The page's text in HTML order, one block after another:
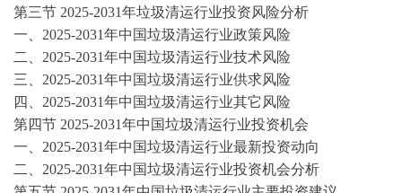
第三节 2025-2031年垃圾清运行业投资风险分析
一、 2025-2031年中国垃圾清运行业政策风险
二、 2025-2031年中国垃圾清运行业技术风险
三、 2025-2031年中国垃圾清运行业供求风险
四、 2025-2031年中国垃圾清运行业其它风险
第四节 2025-2031年中国垃圾清运行业投资机会
一、 2025-2031年中国垃圾清运行业最新投资动向
二、 2025-2031年中国垃圾清运行业投资机会分析